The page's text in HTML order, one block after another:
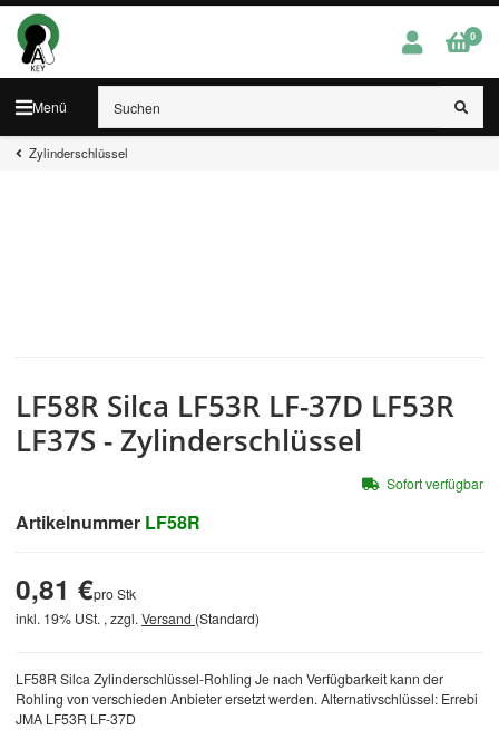
Menü
0
Zylinderschlüssel
LF58R Silca LF53R LF-37D LF53R
LF37S - Zylinderschlüssel
Artikelnummer LF58R
LF58R Silca Zylinderschlüssel-Rohling Je nach Verfügbarkeit kann der
Rohling von verschieden Anbieter ersetzt werden. Alternativschlüssel: Errebi
JMA LF53R LF-37D
0,81 €pro Stk
inkl. 19% USt. , zzgl. Versand (Standard)
Sofort verfügbar